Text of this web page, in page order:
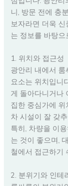
니, 방문 전에 충
보자라면 더욱
는 정보를 바탕
1. 위치와 접근성
광안리 내에서
요소는 위치입니
게 돌아다니거나
집한 중심가에
차 시설이 잘 갖
특히, 차량을 이
는 것이 좋으며,
철에서 접근하기
2. 분위기와 인테